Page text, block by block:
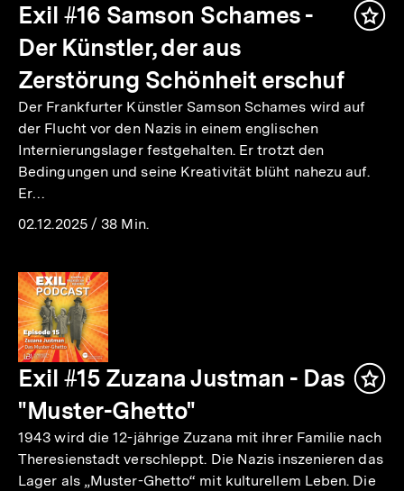
Exil #16 Samson Schames -
Der Künstler, der aus
Zerstörung Schönheit erschuf
Der Frankfurter Künstler Samson Schames wird auf
der Flucht vor den Nazis in einem englischen
Internierungslager festgehalten. Er trotzt den
Bedingungen und seine Kreativität blüht nahezu auf.
Er…
02.12.2025/ 38 Min.
Exil #15 Zuzana Justman - Das
"Muster-Ghetto"
1943 wird die 12-jährige Zuzana mit ihrer Familie nach
Theresienstadt verschleppt. Die Nazis inszenieren das
Lager als „Muster-Ghetto“ mit kulturellem Leben. Die